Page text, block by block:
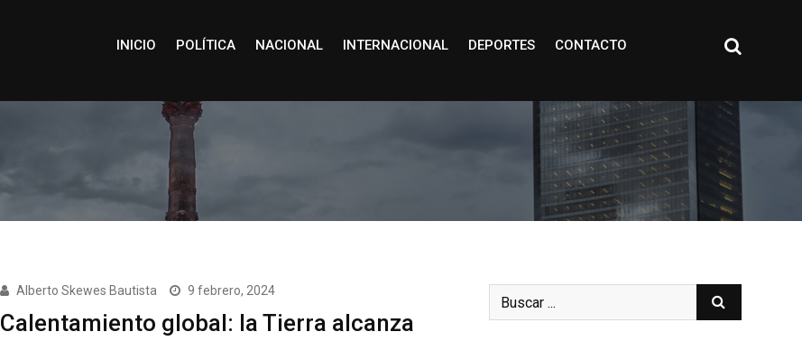
INICIO POLÍTICA NACIONAL INTERNACIONAL DEPORTES CONTACTO
Alberto Skewes Bautista 9 febrero, 2024
Calentamiento global: la Tierra alcanza